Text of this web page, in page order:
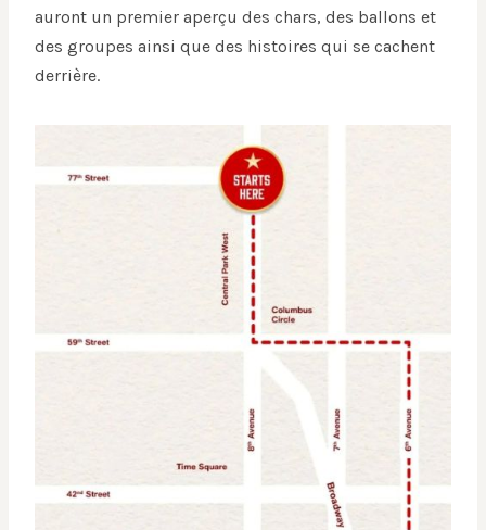
auront un premier aperçu des chars, des ballons et
des groupes ainsi que des histoires qui se cachent
derrière.